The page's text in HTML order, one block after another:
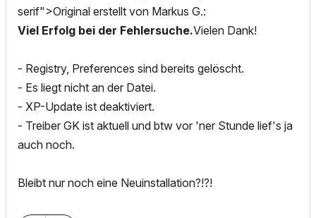
serif">Original erstellt von Markus G.:
Viel Erfolg bei der Fehlersuche.Vielen Dank!
- Registry, Preferences sind bereits gelöscht.
- Es liegt nicht an der Datei.
- XP-Update ist deaktiviert.
- Treiber GK ist aktuell und btw vor 'ner Stunde lief's ja
auch noch.
Bleibt nur noch eine Neuinstallation?!?!